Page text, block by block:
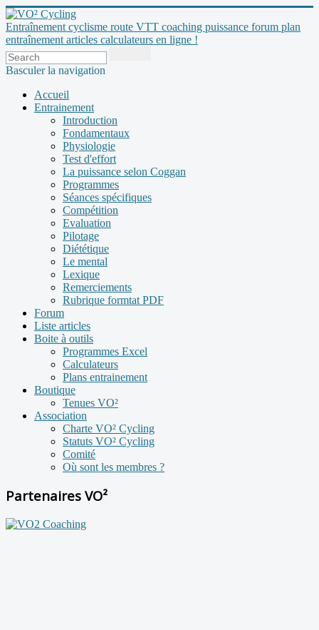
Entraînement cyclisme route VTT coaching puissance forum plan
entraînement articles calculateurs en ligne !
Basculer la navigation
Accueil
Entrainement
Introduction
Fondamentaux
Physiologie
Test d'effort
La puissance selon Coggan
Programmes
Séances spécifiques
Compétition
Evaluation
Pilotage
Diététique
Le mental
Lexique
Remerciements
Rubrique formtat PDF
Forum
Liste articles
Boite à outils
Programmes Excel
Calculateurs
Plans entrainement
Boutique
Tenues VO²
Association
Charte VO² Cycling
Statuts VO² Cycling
Comité
Où sont les membres ?
Partenaires VO²